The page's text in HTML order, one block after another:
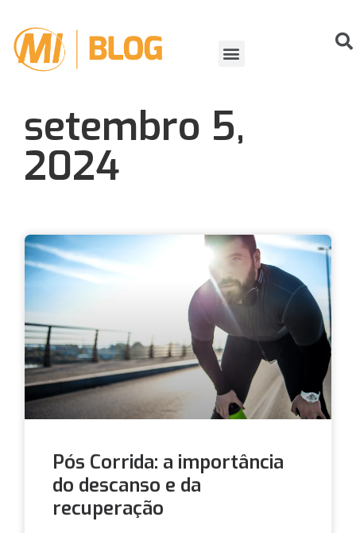
setembro 5,
2024
Pós Corrida: a importância
do descanso e da
recuperação